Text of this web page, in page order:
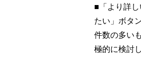
■「より詳
たい」ボタ
件数の多い
極的に検討